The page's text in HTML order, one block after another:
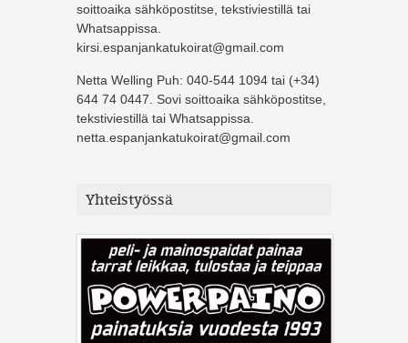
soittoaika sähköpostitse, tekstiviestillä tai
Whatsappissa.
kirsi.espanjankatukoirat@gmail.com
Netta Welling Puh: 040-544 1094 tai (+34)
644 74 0447. Sovi soittoaika sähköpostitse,
tekstiviestillä tai Whatsappissa.
netta.espanjankatukoirat@gmail.com
Yhteistyössä